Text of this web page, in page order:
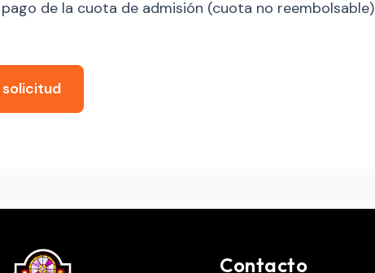
pago de la cuota de admisión (cuota no reembolsable)
solicitud
Contacto